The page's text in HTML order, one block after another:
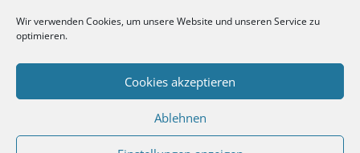
Wir verwenden Cookies, um unsere Website und unseren Service zu
optimieren.
Cookies akzeptieren
Ablehnen
Mail-
Adresse
Schließe dich 92 anderen Abonnenten an